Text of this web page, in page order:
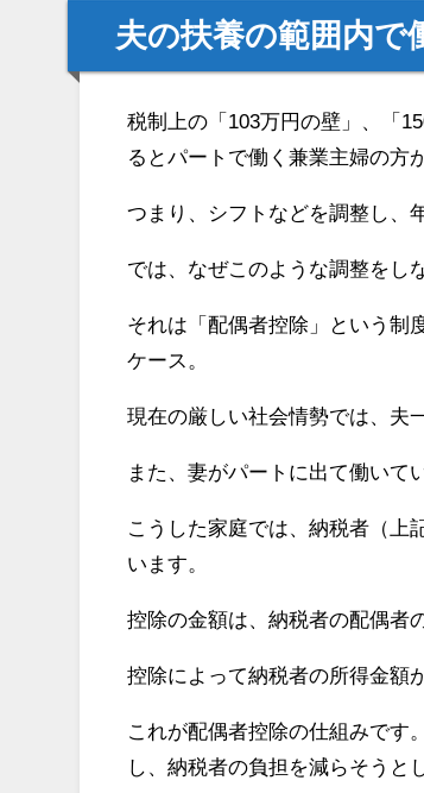
夫の扶養の範囲内で
税制上の「103万円の壁」、「
るとパートで働く兼業主婦の方
つまり、シフトなどを調整し、
では、なぜこのような調整をし
それは「配偶者控除」という制
ケース。
現在の厳しい社会情勢では、夫
また、妻がパートに出て働いて
こうした家庭では、納税者（上
います。
控除の金額は、納税者の配偶者
控除によって納税者の所得金額
これが配偶者控除の仕組みです
し、納税者の負担を減らそうと